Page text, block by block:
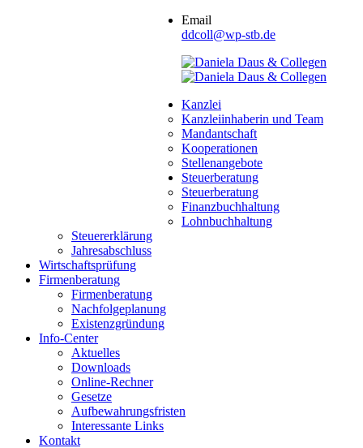
Email
ddcoll@wp-stb.de
Kanzlei
Kanzleiinhaberin und Team
Mandantschaft
Kooperationen
Stellenangebote
Steuerberatung
Steuerberatung
Finanzbuchhaltung
Lohnbuchhaltung
Steuererklärung
Jahresabschluss
Wirtschaftsprüfung
Firmenberatung
Firmenberatung
Nachfolgeplanung
Existenzgründung
Info-Center
Aktuelles
Downloads
Online-Rechner
Gesetze
Aufbewahrungsfristen
Interessante Links
Kontakt